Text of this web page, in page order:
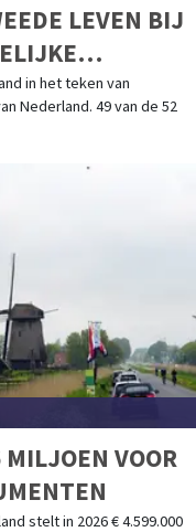
LEVEN BIJ
in het teken van
Nederland. 49 van de 52
VOOR
stelt in 2026 € 4.599.000